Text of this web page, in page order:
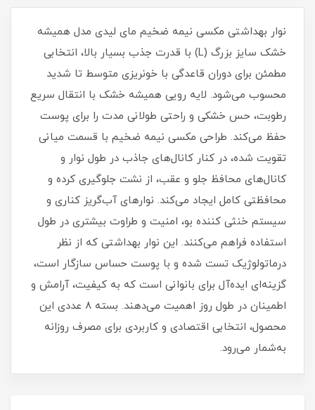
نوار بهداشتی مکسی نیمه ضخیم مای لیدی مدل همیشه
خشک سایز بزرگ (L) با قدرت جذب بسیار بالا، انتخابی
مطمئن برای دوران قاعدگی با خونریزی متوسط تا شدید
محسوب می‌شود. لایه رویی همیشه خشک با انتقال سریع
رطوبت، حس خشکی و راحتی طولانی‌ مدت را برای پوست
حفظ می‌کند. طراحی مکسی نیمه ضخیم با قسمت میانی
تقویت‌ شده، در کنار کانال‌های جاذب در طول نوار و
کانال‌های محافظ جلو و عقب، از نشت جلوگیری کرده و
محافظتی کامل ایجاد می‌کند. نوارهای آب‌گریز کناری و
سیستم خنثی‌ کننده بو، امنیت و طراوت بیشتری در طول
استفاده فراهم می‌کنند. این نوار بهداشتی که از نظر
درماتولوژیک تست شده و با پوست حساس سازگار است،
گزینه‌ای ایده‌آل برای بانوانی است که به کیفیت، آرامش و
اطمینان در طول روز اهمیت می‌دهند. بسته ۸ عددی این
محصول، انتخابی اقتصادی و کاربردی برای مصرف روزانه
به‌شمار می‌رود.